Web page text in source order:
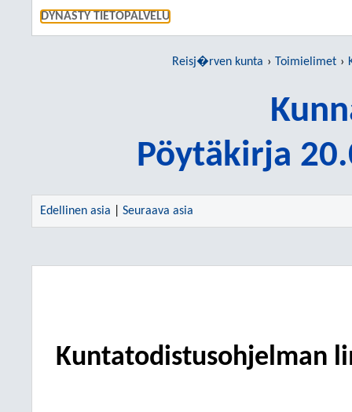
DYNASTY TIETOPALVELU
Reisj�rven kunta Toimielimet
Pöytäkirja
Edellinen asia Seuraava asia
Kuntatodistusohjelman